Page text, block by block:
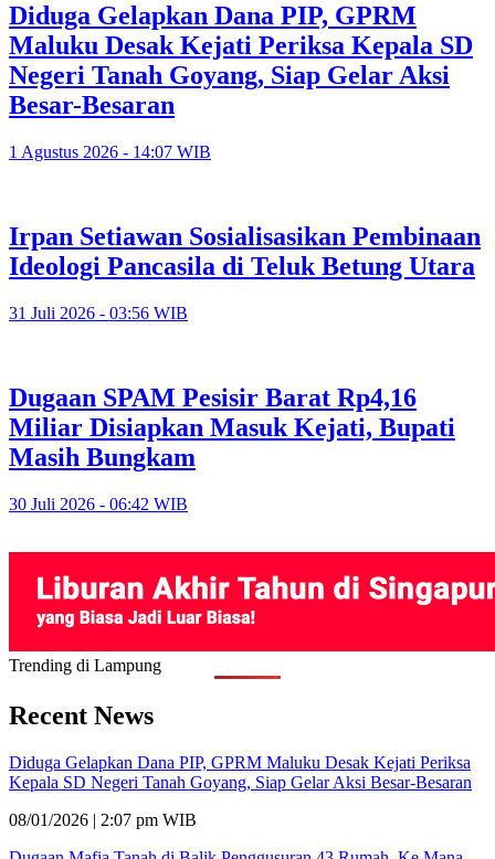
Diduga Gelapkan Dana PIP, GPRM
Maluku Desak Kejati Periksa Kepala SD
Negeri Tanah Goyang, Siap Gelar Aksi
Besar-Besaran
1 Agustus 2026 - 14:07 WIB
Irpan Setiawan Sosialisasikan Pembinaan
Ideologi Pancasila di Teluk Betung Utara
31 Juli 2026 - 03:56 WIB
Dugaan SPAM Pesisir Barat Rp4,16
Miliar Disiapkan Masuk Kejati, Bupati
Masih Bungkam
30 Juli 2026 - 06:42 WIB
Trending di Lampung
Recent News
Diduga Gelapkan Dana PIP, GPRM Maluku Desak Kejati Periksa
Kepala SD Negeri Tanah Goyang, Siap Gelar Aksi Besar-Besaran
08/01/2026 | 2:07 pm WIB